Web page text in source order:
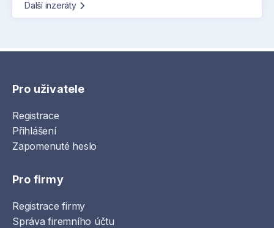
Další inzeráty
Pro uživatele
Registrace
Přihlášení
Zapomenuté heslo
Pro firmy
Registrace firmy
Správa firemního účtu